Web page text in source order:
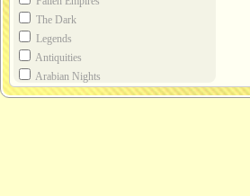
The Dark
Legends
Antiquities
Arabian Nights